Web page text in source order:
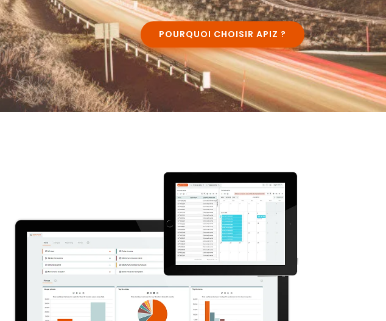
POURQUOI CHOISIR APIZ ?